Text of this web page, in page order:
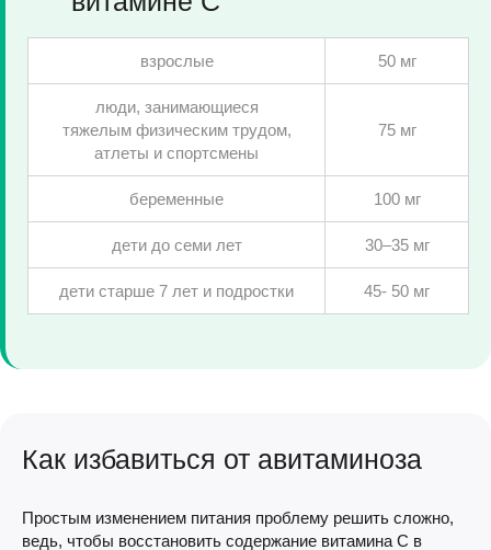
взрослые 50 мг
люди, занимающиеся
тяжелым физическим трудом,
атлеты и спортсмены
75 мг
беременные 100 мг
дети до семи лет 30–35 мг
дети старше 7 лет и подростки 45- 50 мг
Как избавиться от авитаминоза
Простым изменением питания проблему решить сложно,
ведь, чтобы восстановить содержание витамина С в